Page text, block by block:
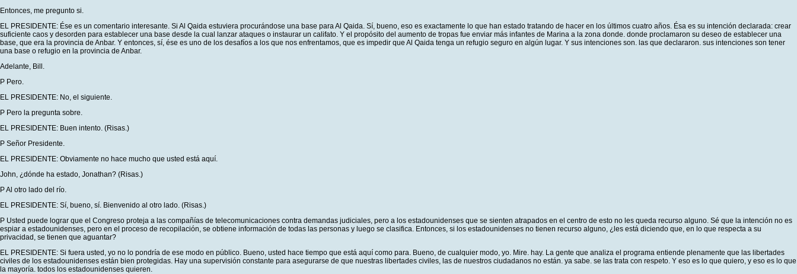
Entonces, me pregunto si.
EL PRESIDENTE: Ése es un comentario interesante. Si Al Qaida estuviera procurándose una base para Al Qaida. Sí, bueno, eso es exactamente lo que han estado tratando de hacer en los últimos cuatro años. Ésa es su intención declarada: crear
suficiente caos y desorden para establecer una base desde la cual lanzar ataques o instaurar un califato. Y el propósito del aumento de tropas fue enviar más infantes de Marina a la zona donde. donde proclamaron su deseo de establecer una
base, que era la provincia de Anbar. Y entonces, sí, ése es uno de los desafíos a los que nos enfrentamos, que es impedir que Al Qaida tenga un refugio seguro en algún lugar. Y sus intenciones son. las que declararon. sus intenciones son tener
una base o refugio en la provincia de Anbar.
Adelante, Bill.
P Pero.
EL PRESIDENTE: No, el siguiente.
P Pero la pregunta sobre.
EL PRESIDENTE: Buen intento. (Risas.)
P Señor Presidente.
EL PRESIDENTE: Obviamente no hace mucho que usted está aquí.
John, ¿dónde ha estado, Jonathan? (Risas.)
P Al otro lado del río.
EL PRESIDENTE: Sí, bueno, sí. Bienvenido al otro lado. (Risas.)
P Usted puede lograr que el Congreso proteja a las compañías de telecomunicaciones contra demandas judiciales, pero a los estadounidenses que se sienten atrapados en el centro de esto no les queda recurso alguno. Sé que la intención no es
espiar a estadounidenses, pero en el proceso de recopilación, se obtiene información de todas las personas y luego se clasifica. Entonces, si los estadounidenses no tienen recurso alguno, ¿les está diciendo que, en lo que respecta a su
privacidad, se tienen que aguantar?
EL PRESIDENTE: Si fuera usted, yo no lo pondría de ese modo en público. Bueno, usted hace tiempo que está aquí como para. Bueno, de cualquier modo, yo. Mire. hay. La gente que analiza el programa entiende plenamente que las libertades
civiles de los estadounidenses están bien protegidas. Hay una supervisión constante para asegurarse de que nuestras libertades civiles, las de nuestros ciudadanos no están. ya sabe. se las trata con respeto. Y eso es lo que quiero, y eso es lo que
la mayoría. todos los estadounidenses quieren.